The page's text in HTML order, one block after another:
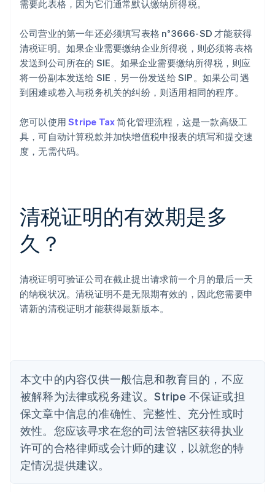
需要此表格，因为它们通常默认缴纳所得税。
公司营业的第一年还必须填写表格 n°3666-SD 才能获得
清税证明。如果企业需要缴纳企业所得税，则必须将表格
发送到公司所在的 SIE。如果企业需要缴纳所得税，则应
将一份副本发送给 SIE，另一份发送给 SIP。如果公司遇
到困难或卷入与税务机关的纠纷，则适用相同的程序。
您可以使用Stripe Tax简化管理流程，这是一款高级工
具，可自动计算税款并加快增值税申报表的填写和提交速
度，无需代码。
清税证明的有效期是多
久？
清税证明可验证公司在截止提出请求前一个月的最后一天
的纳税状况。清税证明不是无限期有效的，因此您需要申
请新的清税证明才能获得最新版本。
本文中的内容仅供一般信息和教育目的，不应
被解释为法律或税务建议。Stripe 不保证或担
保文章中信息的准确性、完整性、充分性或时
效性。您应该寻求在您的司法管辖区获得执业
许可的合格律师或会计师的建议，以就您的特
定情况提供建议。
爱尔兰
English
爱沙尼亚
English
澳大利亚
English
巴西
比利时
波兰
English
丹麦
English
德国
Deutsch English
法国
FrançaisEnglish
芬兰